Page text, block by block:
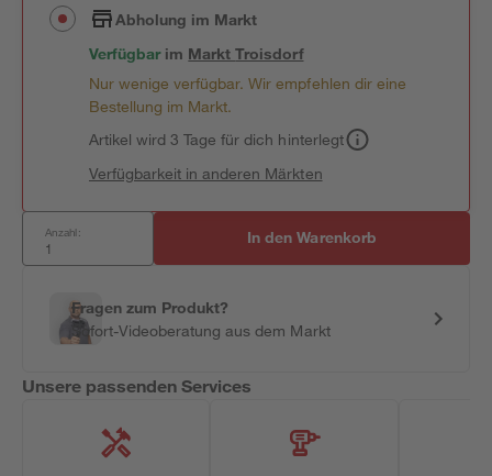
Abholung im Markt
Verfügbar im MarktTroisdorf
Nur wenige verfügbar. Wir empfehlen dir eine
Bestellung im Markt.
Artikel wird 3 Tage für dich hinterlegt
Verfügbarkeit in anderen Märkten
Anzahl: In den Warenkorb
Fragen zum Produkt?
Sofort-Videoberatung aus dem Markt
Unsere passenden Services